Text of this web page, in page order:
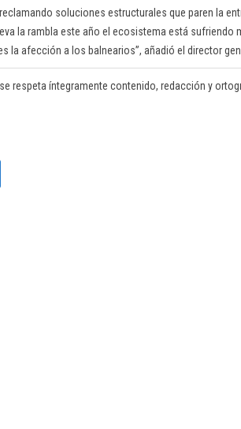
soluciones estructurales que paren la
la rambla este año el ecosistema está
la afección a los balnearios”, añadió el director
respeta íntegramente contenido, redacción y